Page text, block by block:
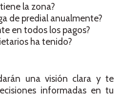
la zona?
de predial anualmente?
en todos los pagos?
ha tenido?
una visión clara y te
informadas en tu